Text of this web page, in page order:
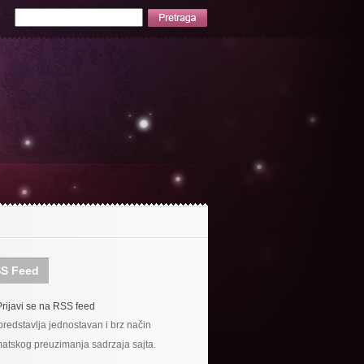
Feed
se na RSS feed
jednostavan i brz način
preuzimanja sadrzaja sajta.